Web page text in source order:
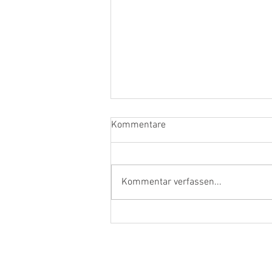
Kommentare
Kommentar verfassen...